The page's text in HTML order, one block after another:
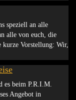
speziell an alle
alle von euch, die
kurze Vorstellung: Wir,
es beim P.R.I.M.
Angebot in